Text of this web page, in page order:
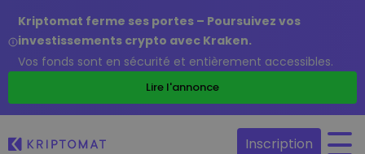
Kriptomat ferme ses portes – Poursuivez vos
investissements crypto avec Kraken.
Vos fonds sont en sécurité et entièrement accessibles.
Lire l'annonce
Inscription